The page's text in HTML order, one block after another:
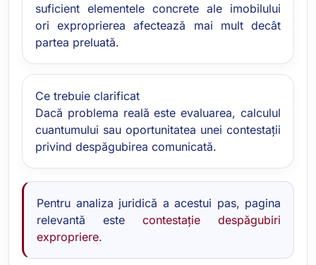
suficient elementele concrete ale imobilului
ori exproprierea afectează mai mult decât
partea preluată.
Ce trebuie clarificat
Dacă problema reală este evaluarea, calculul
cuantumului sau oportunitatea unei contestații
privind despăgubirea comunicată.
Pentru analiza juridică a acestui pas, pagina
relevantă este contestație despăgubiri
expropriere.